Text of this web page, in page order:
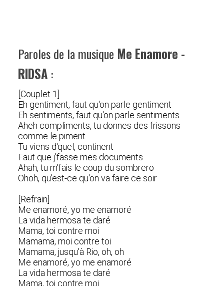
Paroles de la musique Me Enamore -
RIDSA :
[Couplet 1]
Eh gentiment, faut qu'on parle gentiment
Eh sentiments, faut qu'on parle sentiments
Aheh compliments, tu donnes des frissons
comme le piment
Tu viens d'quel, continent
Faut que j'fasse mes documents
Ahah, tu m'fais le coup du sombrero
Ohoh, qu'est-ce qu'on va faire ce soir
[Refrain]
Me enamoré, yo me enamoré
La vida hermosa te daré
Mama, toi contre moi
Mamama, moi contre toi
Mamama, jusqu'à Rio, oh, oh
Me enamoré, yo me enamoré
La vida hermosa te daré
Mama, toi contre moi